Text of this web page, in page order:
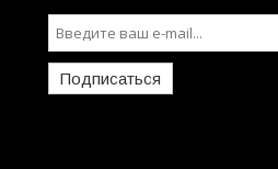
Подписаться